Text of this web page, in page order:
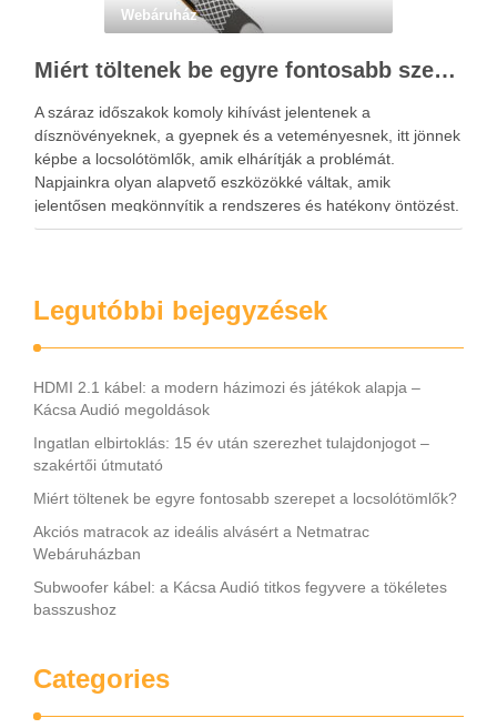
Webáruház
Miért töltenek be egyre fontosabb szerepet a locsolótömlők?
A száraz időszakok komoly kihívást jelentenek a
dísznövényeknek, a gyepnek és a veteményesnek, itt jönnek
képbe a locsolótömlők, amik elhárítják a problémát.
Napjainkra olyan alapvető eszközökké váltak, amik
jelentősen megkönnyítik a rendszeres és hatékony öntözést.
A megfelelő vízellátás nemcsak a növények fejlődésére van
Legutóbbi bejegyzések
HDMI 2.1 kábel: a modern házimozi és játékok alapja –
Kácsa Audió megoldások
Ingatlan elbirtoklás: 15 év után szerezhet tulajdonjogot –
szakértői útmutató
Miért töltenek be egyre fontosabb szerepet a locsolótömlők?
Akciós matracok az ideális alvásért a Netmatrac
Webáruházban
Subwoofer kábel: a Kácsa Audió titkos fegyvere a tökéletes
basszushoz
Categories